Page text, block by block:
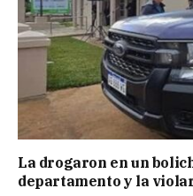
La drogaron en un
departamento y la